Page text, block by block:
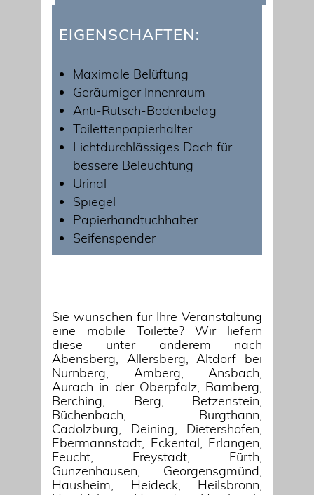
EIGENSCHAFTEN:
Maximale Belüftung
Geräumiger Innenraum
Anti-Rutsch-Bodenbelag
Toilettenpapierhalter
Lichtdurchlässiges Dach für
bessere Beleuchtung
Urinal
Spiegel
Papierhandtuchhalter
Seifenspender
Sie wünschen für Ihre Veranstaltung
eine mobile Toilette? Wir liefern
diese unter anderem nach
Abensberg, Allersberg, Altdorf bei
Nürnberg, Amberg, Ansbach,
Aurach in der Oberpfalz, Bamberg,
Berching, Berg, Betzenstein,
Büchenbach, Burgthann,
Cadolzburg, Deining, Dietershofen,
Ebermannstadt, Eckental, Erlangen,
Feucht, Freystadt, Fürth,
Gunzenhausen, Georgensgmünd,
Hausheim, Heideck, Heilsbronn,